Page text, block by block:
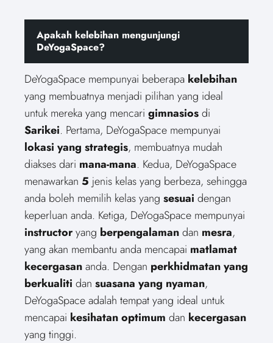
Apakah kelebihan mengunjungi
DeYogaSpace?
DeYogaSpace mempunyai beberapa kelebihan
yang membuatnya menjadi pilihan yang ideal
untuk mereka yang mencari gimnasiosdi
Sarikei. Pertama, DeYogaSpace mempunyai
lokasi yang strategis, membuatnya mudah
diakses dari mana-mana. Kedua, DeYogaSpace
menawarkan 5 jenis kelas yang berbeza, sehingga
anda boleh memilih kelas yang sesuai dengan
keperluan anda. Ketiga, DeYogaSpace mempunyai
instructoryang berpengalamandan mesra,
yang akan membantu anda mencapai matlamat
kecergasananda. Dengan perkhidmatan yang
berkualiti dan suasana yang nyaman,
DeYogaSpace adalah tempat yang ideal untuk
mencapai kesihatan optimum dan kecergasan
yang tinggi.